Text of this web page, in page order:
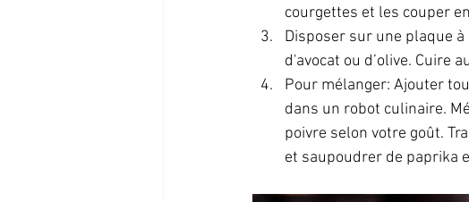
courgettes et les couper
Disposer sur une plaque
d'avocat ou d’olive. Cuire
Pour mélanger: Ajouter
dans un robot culinaire.
poivre selon votre goût.
et saupoudrer de paprika